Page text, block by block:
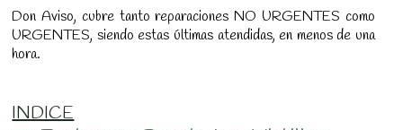
Don Aviso, cubre tanto reparaciones NO URGENTES como
URGENTES, siendo estas últimas atendidas, en menos de una
hora.
INDICE